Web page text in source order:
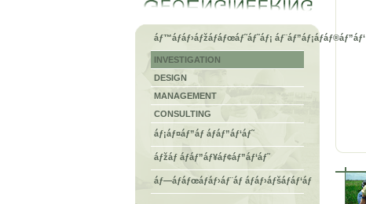
áƒ™áƒáƒ›áƒžáƒáƒœáƒ˜áƒ˜áƒ¡ áƒ¨áƒ”áƒ¡áƒáƒ®áƒ”áƒ‘
INVESTIGATION
DESIGN
MANAGEMENT
CONSULTING
áƒ¡áƒ¤áƒ”áƒ áƒáƒ”áƒ‘áƒ˜
áƒžáƒ áƒáƒ”áƒ¥áƒ¢áƒ”áƒ‘áƒ˜
áƒ—áƒáƒœáƒáƒ›áƒ¨áƒ áƒáƒ›áƒšáƒáƒ‘áƒ